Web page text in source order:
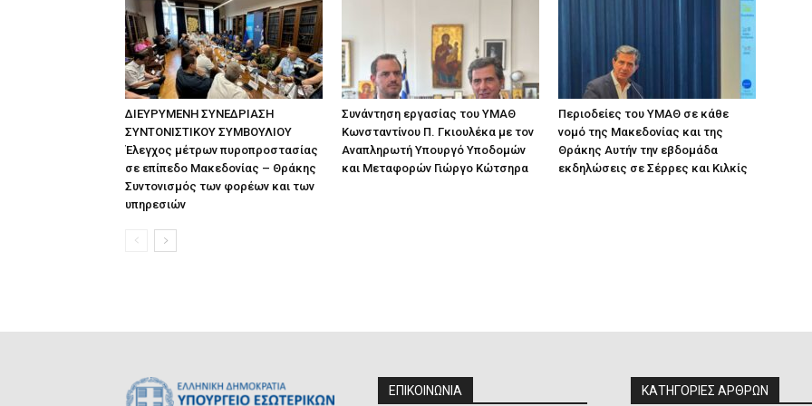
ΔΙΕΥΡΥΜΕΝΗ ΣΥΝΕΔΡΙΑΣΗ
ΣΥΝΤΟΝΙΣΤΙΚΟΥ ΣΥΜΒΟΥΛΙΟΥ
Έλεγχος μέτρων πυροπροστασίας
σε επίπεδο Μακεδονίας – Θράκης
Συντονισμός των φορέων και των
υπηρεσιών
Συνάντηση εργασίας του ΥΜΑΘ
Κωνσταντίνου Π. Γκιουλέκα με τον
Αναπληρωτή Υπουργό Υποδομών
και Μεταφορών Γιώργο Κώτσηρα
Περιοδείες του ΥΜΑΘ σε κάθε
νομό της Μακεδονίας και της
Θράκης Αυτήν την εβδομάδα
εκδηλώσεις σε Σέρρες και Κιλκίς
ΕΠΙΚΟΙΝΩΝΙΑ ΚΑΤΗΓΟΡΙΕΣ ΑΡΘΡΩΝ